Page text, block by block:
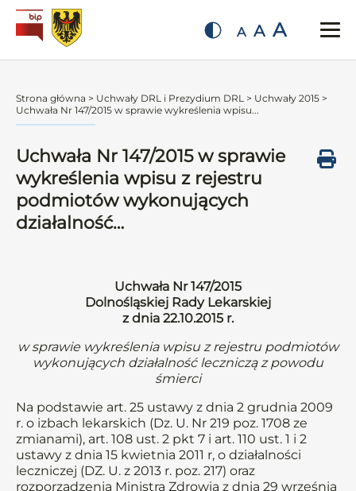
A A A
Strona główna > Uchwały DRL i Prezydium DRL > Uchwały 2015 >
Uchwała Nr 147/2015 w sprawie wykreślenia wpisu...
Uchwała Nr 147/2015 w sprawie
wykreślenia wpisu z rejestru
podmiotów wykonujących
działalność…
Uchwała Nr 147/2015
Dolnośląskiej Rady Lekarskiej
z dnia 22.10.2015 r.
w sprawie wykreślenia wpisu z rejestru podmiotów
wykonujących działalność leczniczą z powodu
śmierci
Na podstawie art. 25 ustawy z dnia 2 grudnia 2009
r. o izbach lekarskich (Dz. U. Nr 219 poz. 1708 ze
zmianami), art. 108 ust. 2 pkt 7 i art. 110 ust. 1 i 2
ustawy z dnia 15 kwietnia 2011 r, o działalności
leczniczej (DZ. U. z 2013 r. poz. 217) oraz
rozporządzenia Ministra Zdrowia z dnia 29 września